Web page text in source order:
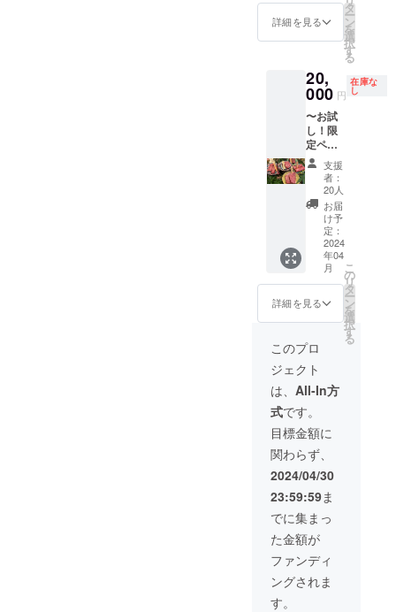
ス・タ
ン・パ
モ・ニ
クモ
リ・レ
イメン
kaビー
フン・
アマ
ショ
ク・
コー
ヒーor
コウ
チャ
〝フ
リード
リン
ク〟 ・
ク類・
ル・ワ
イン赤
白・日
本酒・
焼酎・
ウイス
キー類
など ︎お
黒毛和
牛そぼ
ろ弁当
付き！
今まで
食べた
ことの
ス内
容〟 ・
スター
トドリ
ゼンサ
イ・
チーズ
toフ
ルー
ツ・
ロー
ス・タ
ン・パ
ン・ゴ
ハン・
オト
モ・ニ
クモ
リ・レ
イメン
kaビー
ショ
ク・
コー
ヒーor
コウ
チャ
〝フ
リード
リン
ク〟 ・
ソフト
ドリン
ク類・
ビー
ル・ワ
イン赤
白・日
本酒・
オー
ナーの
ご友人
様か超
お客様
だけが
体験で
きたVIP
会員権
を特別
に数量
限定で
募集し
ます。
「VVIP
会員権
月々
15,000
円 年
会費計
180,000
る！ 超
常連様
かオー
ナーの
ご友人
様しか
体験で
きな
かった
特別な
サービ
スを
オー
ナーか
ら承諾
をいた
だき数
量限
詳細を見る
タ
ー
ン
を
選
択
す
る
20,
000 円
在庫な
し
〜お試
し！限
定ペア
20組40
名様〜
︎☆リ
ターン
☆ 「し
も井 離
ゴハン
toニク
20,000
円! 」ペ
ア1組2
名様」
ちょっ
とお試
しした
い方に
おすす
め！ ​離
コー
ス 通
常
「15,00
0円コー
ス(税
別)」
が、お
一人様
10,000
円(税別)
に！ ※
ペアで
支援
者：
20人
お届
け予
定：
2024
年04
月
詳細を見る
こ
の
リ
タ
ー
ン
を
選
択
す
る
このプロ
ジェクト
は、 All-In方
式です。
目標金額に
関わらず、
2024/04/30
23:59:59ま
でに集まっ
た金額が
ファンディ
ングされま
す。